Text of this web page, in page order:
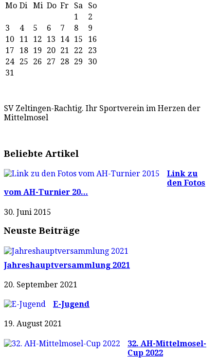
Mo Di Mi Do Fr Sa
So
1
2
3
4 5 6 7 8
9
10
11 12 13 14 15
16
17
18 19 20 21 22
23
24
25 26 27 28 29
30
31
SV Zeltingen-Rachtig. Ihr Sportverein im Herzen der
Mittelmosel
Beliebte Artikel
Link zu
den Fotos
vom AH-Turnier 20...
30. Juni 2015
Neuste Beiträge
Jahreshauptversammlung 2021
20. September 2021
E-Jugend
19. August 2021
32. AH-Mittelmosel-
Cup 2022